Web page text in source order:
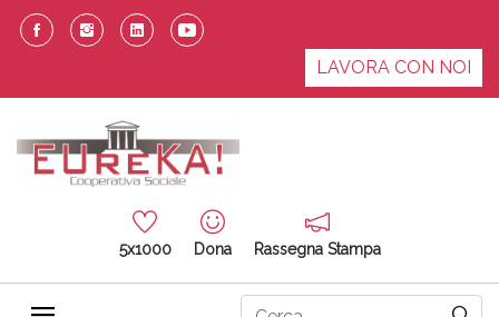
LAVORA CON NOI
5x1000 Dona Rassegna Stampa